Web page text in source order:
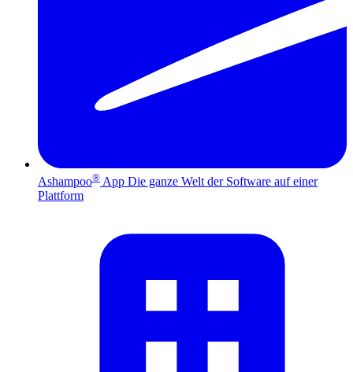
Ashampoo® App Die ganze Welt der Software auf einer
Plattform